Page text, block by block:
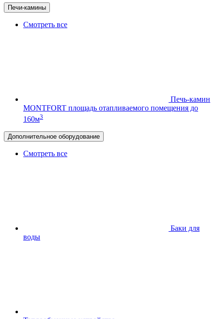
Печи-камины
Смотреть все
Печь-камин
MONTFORT площадь отапливаемого помещения до
160м3
Дополнительное оборудование
Смотреть все
Баки для
воды